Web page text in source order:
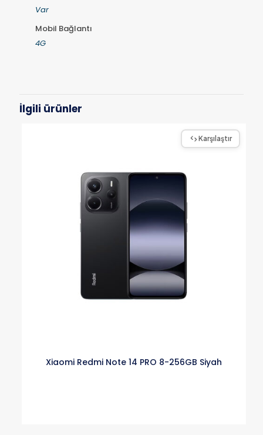
Var
Mobil Bağlantı
4G
İlgili ürünler
Karşılaştır
Xiaomi Redmi Note 14 PRO 8-256GB Siyah